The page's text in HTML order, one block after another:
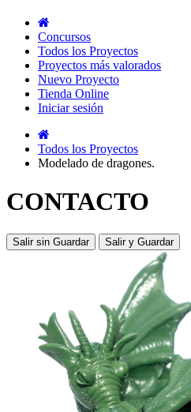
Concursos
Todos los Proyectos
Proyectos más valorados
Nuevo Proyecto
Tienda Online
Iniciar sesión
Todos los Proyectos
Modelado de dragones.
CONTACTO